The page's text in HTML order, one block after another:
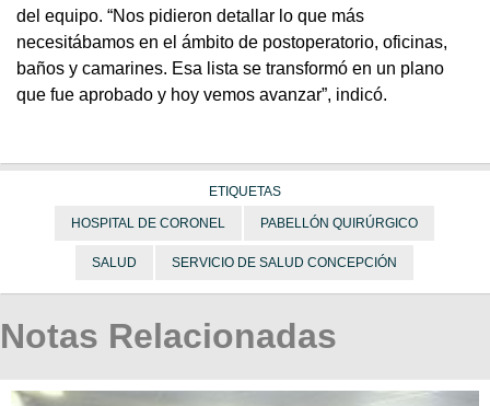
del equipo. “Nos pidieron detallar lo que más
necesitábamos en el ámbito de postoperatorio, oficinas,
baños y camarines. Esa lista se transformó en un plano
que fue aprobado y hoy vemos avanzar”, indicó.
ETIQUETAS
HOSPITAL DE CORONEL PABELLÓN QUIRÚRGICO
SALUD SERVICIO DE SALUD CONCEPCIÓN
Notas Relacionadas